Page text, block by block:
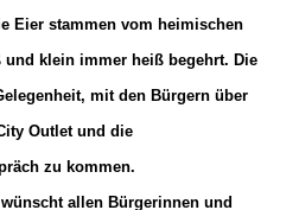
Eier stammen vom heimischen
klein immer heiß begehrt. Die
mit den Bürgern über
Outlet und die
zu kommen.
allen Bürgerinnen und